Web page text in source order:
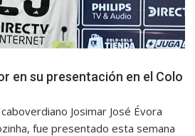
en su presentación en el Colo
Josimar José Évora
fue presentado esta semana